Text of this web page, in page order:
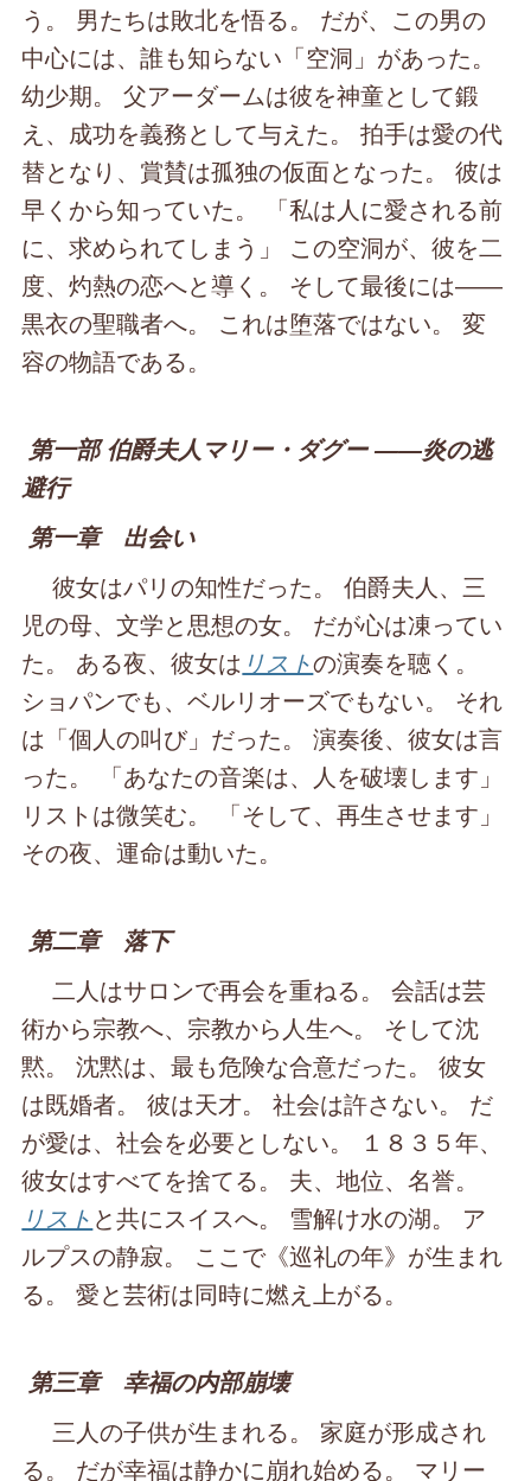
う。 男たちは敗北を悟る。 だが、この男の
中心には、誰も知らない「空洞」があった。
幼少期。 父アーダームは彼を神童として鍛
え、成功を義務として与えた。 拍手は愛の代
替となり、賞賛は孤独の仮面となった。 彼は
早くから知っていた。 「私は人に愛される前
に、求められてしまう」 この空洞が、彼を二
度、灼熱の恋へと導く。 そして最後には――
黒衣の聖職者へ。 これは堕落ではない。 変
容の物語である。
第一部 伯爵夫人マリー・ダグー ――炎の逃
避行
第一章 出会い
彼女はパリの知性だった。 伯爵夫人、三
児の母、文学と思想の女。 だが心は凍ってい
た。 ある夜、彼女は リストの演奏を聴く。
ショパンでも、ベルリオーズでもない。 それ
は「個人の叫び」だった。 演奏後、彼女は言
った。 「あなたの音楽は、人を破壊します」
リストは微笑む。 「そして、再生させます」
その夜、運命は動いた。
第二章 落下
二人はサロンで再会を重ねる。 会話は芸
術から宗教へ、宗教から人生へ。 そして沈
黙。 沈黙は、最も危険な合意だった。 彼女
は既婚者。 彼は天才。 社会は許さない。 だ
が愛は、社会を必要としない。 １８３５年、
彼女はすべてを捨てる。 夫、地位、名誉。
リスト と共にスイスへ。 雪解け水の湖。 ア
ルプスの静寂。 ここで《巡礼の年》が生まれ
る。 愛と芸術は同時に燃え上がる。
第三章 幸福の内部崩壊
三人の子供が生まれる。 家庭が形成され
る。 だが幸福は静かに崩れ始める。 マリー